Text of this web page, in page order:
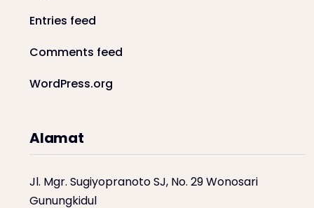
Entries feed
Comments feed
WordPress.org
Alamat
Jl. Mgr. Sugiyopranoto SJ, No. 29 Wonosari
Gunungkidul